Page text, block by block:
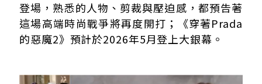
登場，熟悉的人物、剪裁與壓迫感，都預告著
這場高端時尚戰爭將再度開打；《穿著Prada
的惡魔2》預計於2026年5月登上大銀幕。